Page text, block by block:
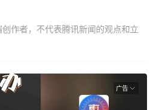
作者，不代表腾讯新闻的观点和立
广告